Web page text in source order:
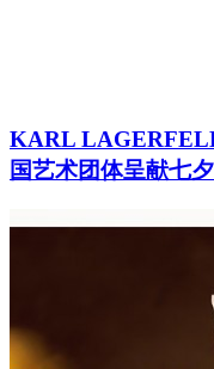
KARL
国艺术团体呈献七